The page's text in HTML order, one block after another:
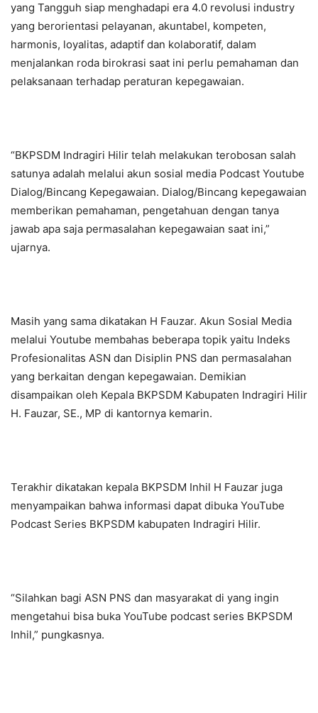
yang Tangguh siap menghadapi era 4.0 revolusi industry
yang berorientasi pelayanan, akuntabel, kompeten,
harmonis, loyalitas, adaptif dan kolaboratif, dalam
menjalankan roda birokrasi saat ini perlu pemahaman dan
pelaksanaan terhadap peraturan kepegawaian.
“BKPSDM Indragiri Hilir telah melakukan terobosan salah
satunya adalah melalui akun sosial media Podcast Youtube
Dialog/Bincang Kepegawaian. Dialog/Bincang kepegawaian
memberikan pemahaman, pengetahuan dengan tanya
jawab apa saja permasalahan kepegawaian saat ini,”
ujarnya.
Masih yang sama dikatakan H Fauzar. Akun Sosial Media
melalui Youtube membahas beberapa topik yaitu Indeks
Profesionalitas ASN dan Disiplin PNS dan permasalahan
yang berkaitan dengan kepegawaian. Demikian
disampaikan oleh Kepala BKPSDM Kabupaten Indragiri Hilir
H. Fauzar, SE., MP di kantornya kemarin.
Terakhir dikatakan kepala BKPSDM Inhil H Fauzar juga
menyampaikan bahwa informasi dapat dibuka YouTube
Podcast Series BKPSDM kabupaten Indragiri Hilir.
“Silahkan bagi ASN PNS dan masyarakat di yang ingin
mengetahui bisa buka YouTube podcast series BKPSDM
Inhil,” pungkasnya.